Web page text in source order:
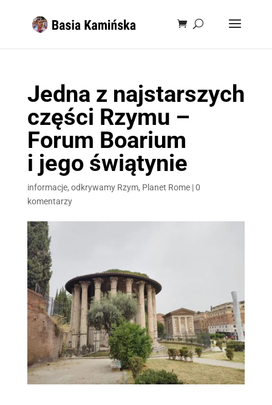
Jedna z najstarszych
części Rzymu –
Forum Boarium
i jego świątynie
informacje, odkrywamy Rzym, Planet Rome|0
komentarzy